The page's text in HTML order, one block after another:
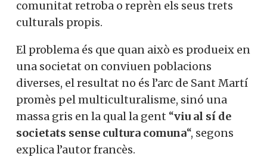
comunitat retroba o reprèn els seus trets
culturals propis.
El problema és que quan això es produeix en
una societat on conviuen poblacions
diverses, el resultat no és l’arc de Sant Martí
promès pel multiculturalisme, sinó una
massa gris en la qual la gent “viu al sí de
societats sense cultura comuna“, segons
explica l’autor francès.